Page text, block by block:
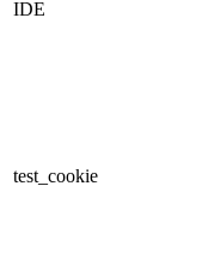
IDE
test_cookie